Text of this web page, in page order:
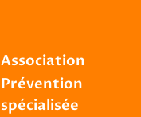
Association
Prévention
spécialisée